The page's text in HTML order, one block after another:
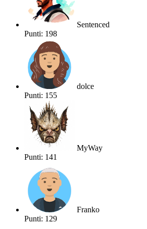
Sentenced
Punti: 198
dolce
Punti: 155
MyWay
Punti: 141
Franko
Punti: 129